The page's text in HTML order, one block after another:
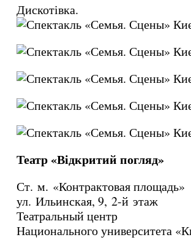
Дискотівка.
Театр «Відкритий погляд»
Ст. м. «Контрактовая площадь»
ул. Ильинская, 9, 2-й этаж
Театральный центр
Национального университета